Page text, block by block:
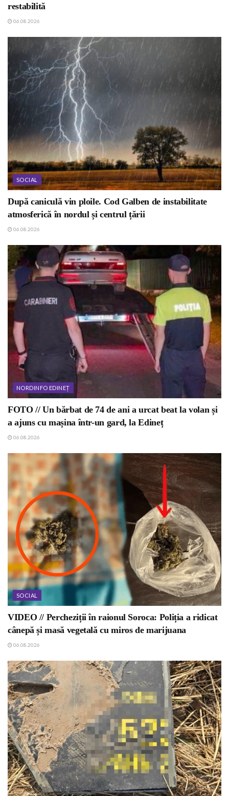
restabilită
06.08.2026
SOCIAL
După caniculă vin ploile. Cod Galben de instabilitate
atmosferică în nordul și centrul țării
06.08.2026
NORDINFO EDINEȚ
FOTO // Un bărbat de 74 de ani a urcat beat la volan și
a ajuns cu mașina într-un gard, la Edineț
06.08.2026
SOCIAL
VIDEO // Percheziții în raionul Soroca: Poliția a ridicat
cânepă și masă vegetală cu miros de marijuana
06.08.2026